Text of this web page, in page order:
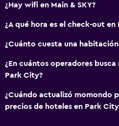
¿Hay wifi en Main & SKY?
¿A qué hora es el check-out en
¿Cuánto cuesta una habitación
¿En cuántos operadores
Park City?
¿Cuándo actualizó momondo
precios de hoteles en Park